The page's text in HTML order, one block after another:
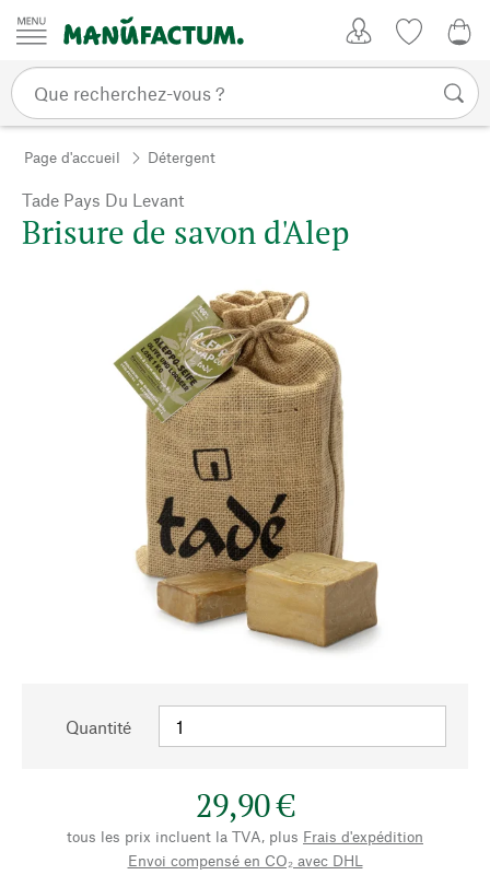
Passer au contenu
Page d'accueil Détergent
Tade Pays Du Levant
Brisure de savon d'Alep
Quantité
29,90 €
tous les prix incluent la TVA, plus Frais d'expédition
Envoi compensé en CO₂ avec DHL